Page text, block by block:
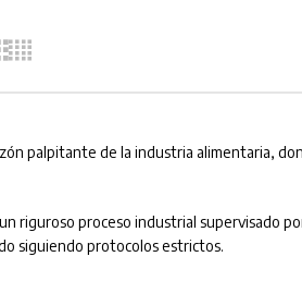
palpitante de la industria alimentaria,
riguroso proceso industrial supervisado
siguiendo protocolos estrictos.